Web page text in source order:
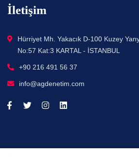
İletişim
Hürriyet Mh. Yakacık D-100 Kuzey
No:57 Kat:3 KARTAL - İSTANBUL
+90 216 491 56 37
info@agdenetim.com